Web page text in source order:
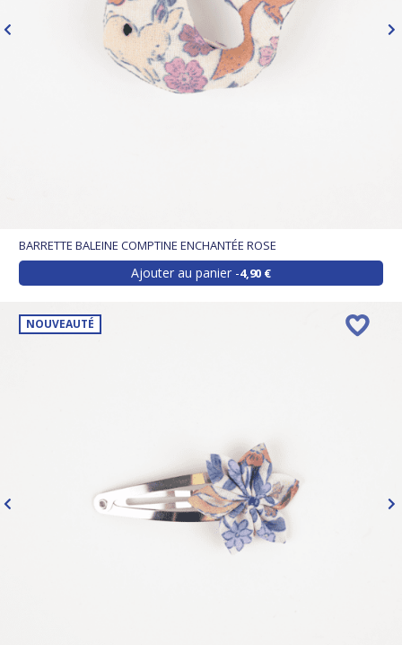
BARRETTE BALEINE COMPTINE ENCHANTÉE ROSE
Ajouter au panier 4,90 €
NOUVEAUTÉ